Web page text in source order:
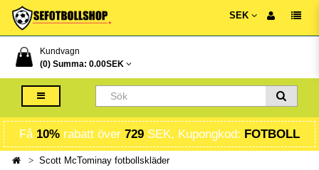
SEK
Kundvagn
(0) Summa: 0.00SEK
Få 10% rabatt över 729 SEK, Kupongkod: FOTBOLL
Scott McTominay fotbollskläder